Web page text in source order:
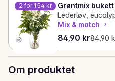
2 for 154 kr
Grøntmix bukett
Mix & match
84,90 kr
Gjeldende pris
84,90
Stykkpris:
Om produktet